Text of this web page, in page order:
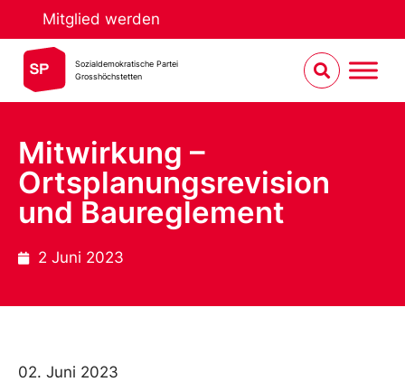
Mitglied werden
Sozialdemokratische Partei
Grosshöchstetten
Mitwirkung –
Ortsplanungsrevision
und Baureglement
2 Juni 2023
02. Juni 2023